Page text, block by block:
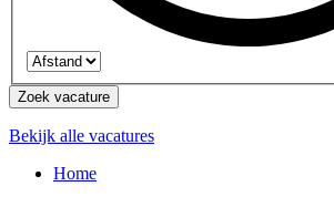
Zoek vacature
Bekijk alle vacatures
Home